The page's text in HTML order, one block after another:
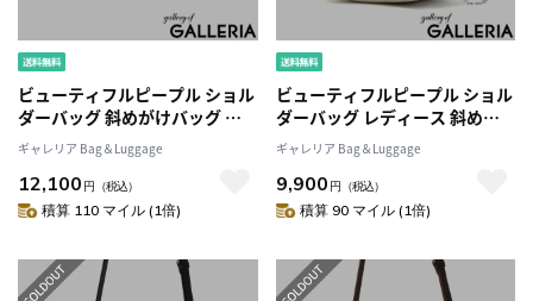
ビューティフルピープル ショル
ダーバッグ 斜めがけバッグ レ
ディース beautiful people バ
ッグ ポーチ 斜めがけ ブランド
大人 ミニ 小さめ 軽量 軽い 革 小
物入れ がま口 チェーン 日本製
ギャレリア Bag＆Luggage
12,100 円 （税込）
積算 110 マイル (1倍)
ビューティフルピープル ショル
ダーバッグ レディース 斜めが
けバッグ ブランド beautiful
people 小さめ 小さい ミニ 本革
牛革 大人 軽量 軽い 上品 かわい
い おしゃれ がま口 日本製 clasp
ギャレリア Bag＆Luggage
9,900 円 （税込）
積算 90 マイル (1倍)